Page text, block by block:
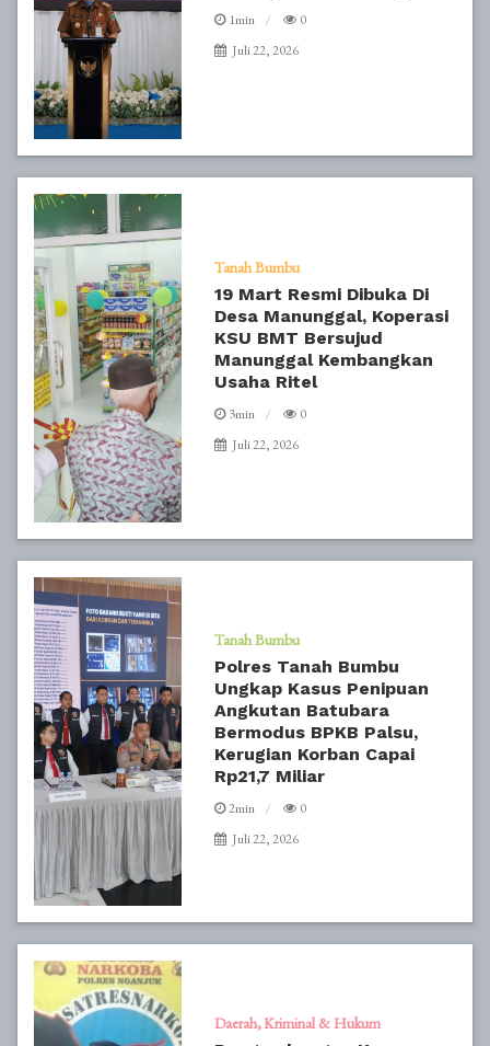
1min
0
Juli 22, 2026
Tanah Bumbu
19 Mart Resmi Dibuka Di
Desa Manunggal, Koperasi
KSU BMT Bersujud
Manunggal Kembangkan
Usaha Ritel
3min
0
Juli 22, 2026
Tanah Bumbu
Polres Tanah Bumbu
Ungkap Kasus Penipuan
Angkutan Batubara
Bermodus BPKB Palsu,
Kerugian Korban Capai
Rp21,7 Miliar
2min
0
Juli 22, 2026
Daerah Kriminal & Hukum